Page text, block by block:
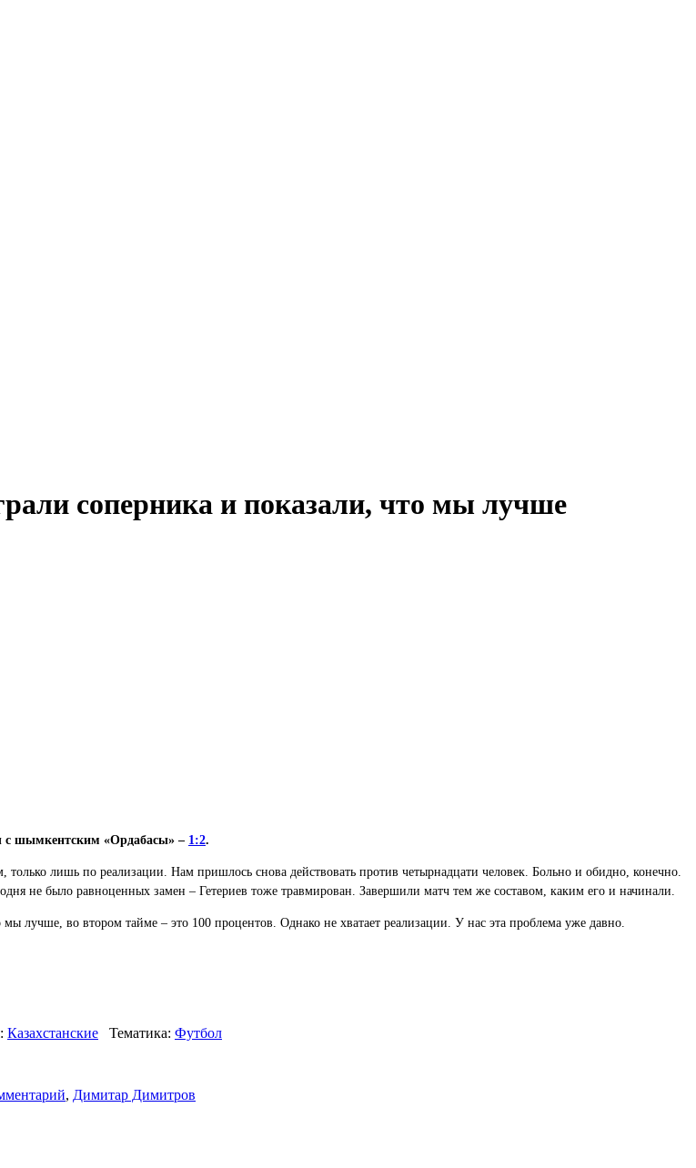
соперника и показали, что мы лучше
с шымкентским «Ордабасы» – 1:2.
лишь по реализации. Нам пришлось снова действовать против четырнадцати человек. Больно и обидно, конечно.
не было равноценных замен – Гетериев тоже травмирован. Завершили матч тем же составом, каким его и начинали.
лучше, во втором тайме – это 100 процентов. Однако не хватает реализации. У нас эта проблема уже давно.
Казахстанские Тематика: Футбол
, Димитар Димитров